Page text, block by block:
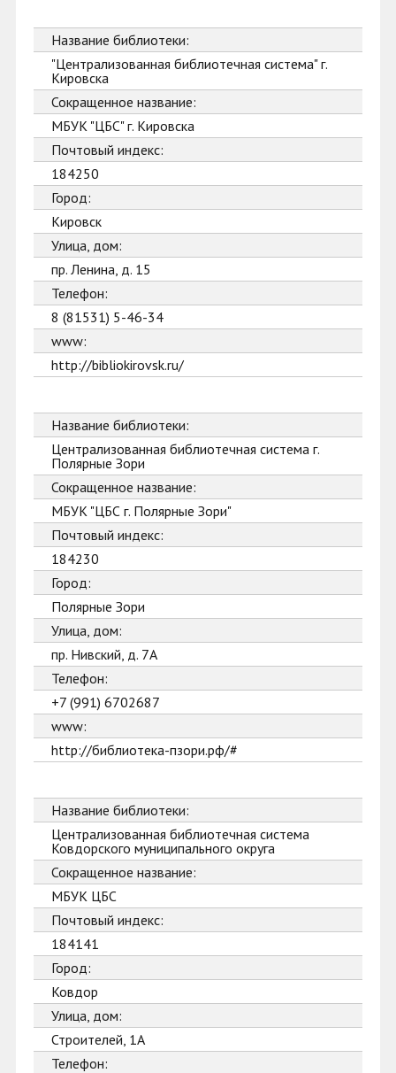
Название библиотеки:
"Централизованная библиотечная система" г.
Кировска
Сокращенное название:
МБУК "ЦБС" г. Кировска
Почтовый индекс:
184250
Город:
Кировск
Улица, дом:
пр. Ленина, д. 15
Телефон:
8 (81531) 5-46-34
www:
http://bibliokirovsk.ru/
Название библиотеки:
Централизованная библиотечная система г.
Полярные Зори
Сокращенное название:
МБУК "ЦБС г. Полярные Зори"
Почтовый индекс:
184230
Город:
Полярные Зори
Улица, дом:
пр. Нивский, д. 7А
Телефон:
+7 (991) 6702687
www:
http://библиотека-пзори.рф/#
Название библиотеки:
Централизованная библиотечная система
Ковдорского муниципального округа
Сокращенное название:
МБУК ЦБС
Почтовый индекс:
184141
Город:
Ковдор
Улица, дом:
Строителей, 1А
Телефон: